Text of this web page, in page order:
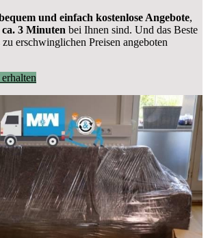
und einfach kostenlose Angebote,
ca. 3 Minuten bei Ihnen sind. Und das Beste
erschwinglichen Preisen angeboten